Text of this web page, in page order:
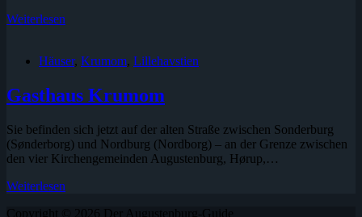
Weiterlesen
Häuser, Krumom, Lillehavstien
Gasthaus Krumom
Sie befinden sich jetzt auf der alten Straße zwischen Sonderburg
(Sønderborg) und Nordburg (Nordborg) – an der Grenze zwischen
den vier Kirchengemeinden Augustenburg, Hørup,…
Weiterlesen
Copyright © 2026 Der Augustenburg-Guide